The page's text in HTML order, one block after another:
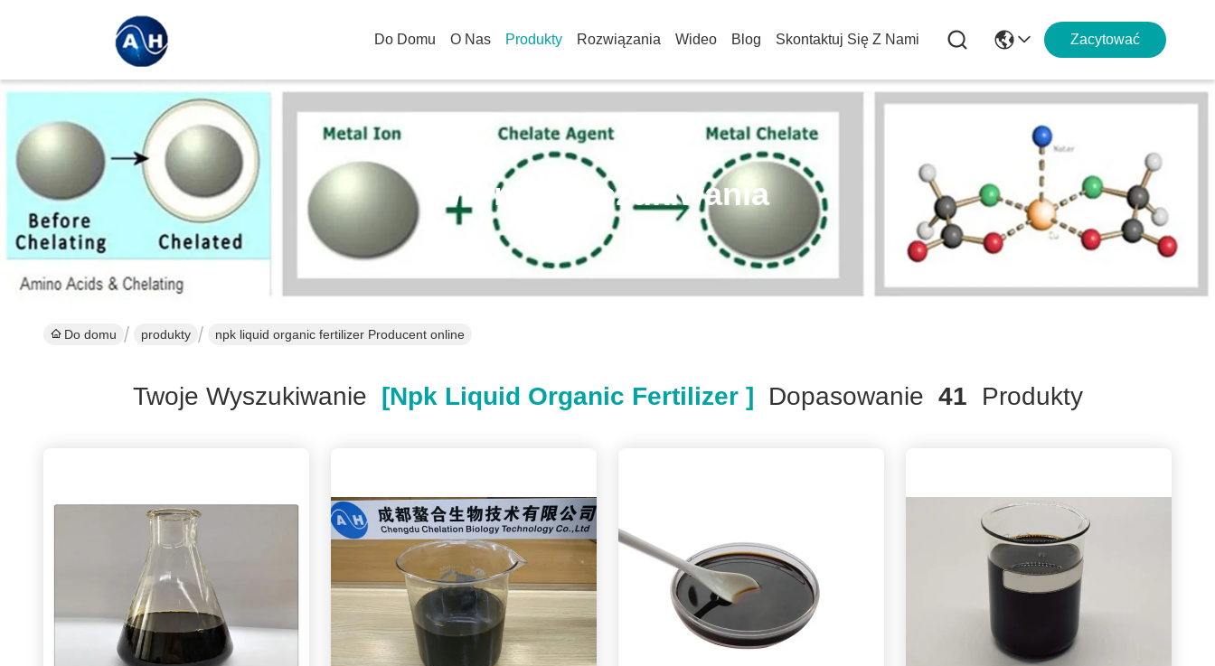
Do Domu O Nas Produkty Rozwiązania Wideo Blog Skontaktuj Się Z Nami Zacytować
Wynik Wyszukiwania
Do domu produkty npk liquid organic fertilizer Producent online
Twoje Wyszukiwanie [npk Liquid Organic Fertilizer ] Dopasowanie 41 Produkty